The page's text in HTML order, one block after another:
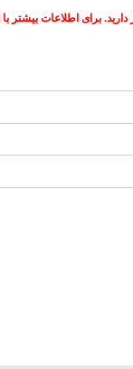
برای اطلاعات بیشتر